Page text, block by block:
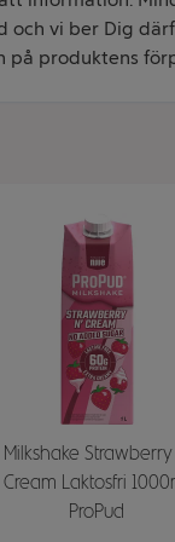
och vi ber Dig
på produktens
Milkshake
Cream Laktosfri
ProPud